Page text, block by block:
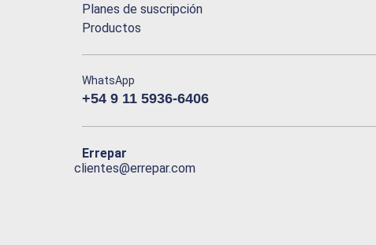
Planes de suscripción
Productos
WhatsApp
+54 9 11 5936-6406
Errepar
clientes@errepar.com